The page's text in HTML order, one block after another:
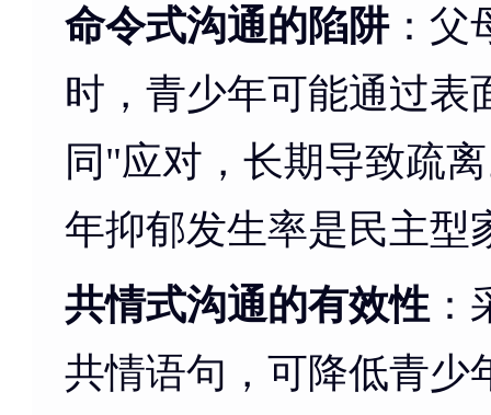
命令式沟通的陷阱：父
时，青少年可能通过表
同"应对，长期导致疏
年抑郁发生率是民主型
共情式沟通的有效性
共情语句，可降低青少